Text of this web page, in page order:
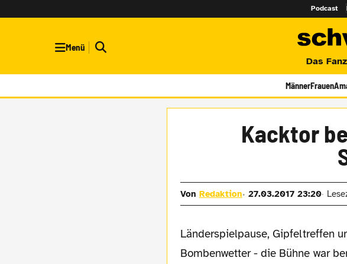
Podcast
Menü
Das
MännerFrauen
Kacktor
Von Redaktion 27.03.2017 23:20
Länderspielpause, Gipfeltreffen und
Bombenwetter - die Bühne war